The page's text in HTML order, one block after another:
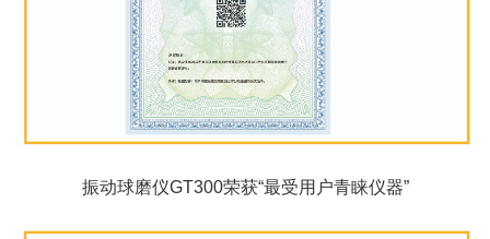
振动球磨仪GT300荣获“最受用户青睐仪器”